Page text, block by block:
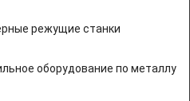
режущие станки
оборудование по металлу